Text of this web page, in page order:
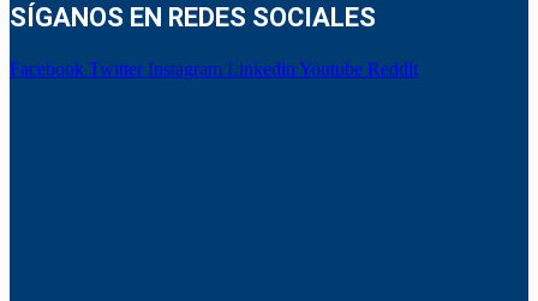
SÍGANOS EN REDES SOCIALES
Facebook Twitter Instagram Linkedin Youtube Reddit